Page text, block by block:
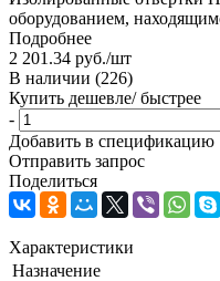
оборудованием,
Подробнее
2 201.34 руб./шт
В наличии (226)
Купить дешевле/ быстрее
-
Добавить в спецификацию
Отправить запрос
Поделиться
Характеристики
Назначение